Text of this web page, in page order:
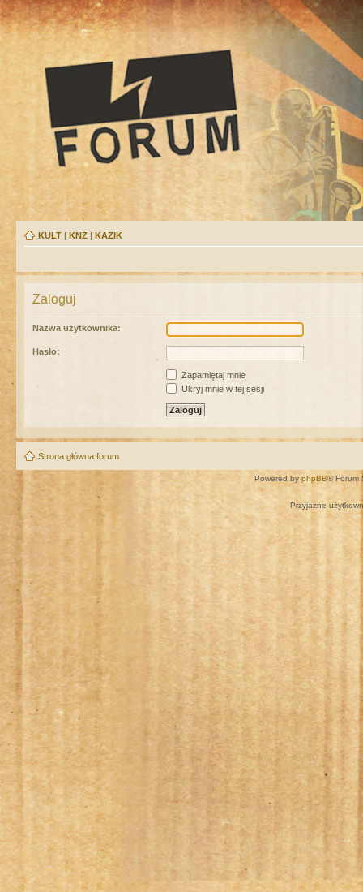
KULT | KNŻ | KAZIK
Zaloguj
Nazwa użytkownika:
Hasło:
Zapamiętaj mnie
Ukryj mnie w tej sesji
Strona główna forum
Powered by phpBB® Forum
Przyjazne